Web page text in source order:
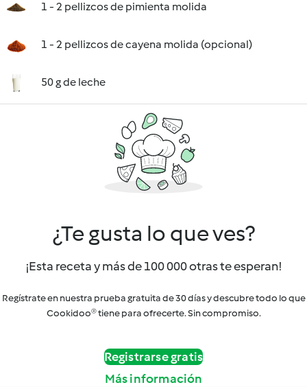
1 - 2 pellizcos de pimienta molida
1 - 2 pellizcos de cayena molida (opcional)
50 g de leche
¿Te gusta lo que ves?
¡Esta receta y más de 100 000 otras te esperan!
Regístrate en nuestra prueba gratuita de 30 días y descubre todo lo que
Cookidoo® tiene para ofrecerte. Sin compromiso.
Registrarse gratis
Más información